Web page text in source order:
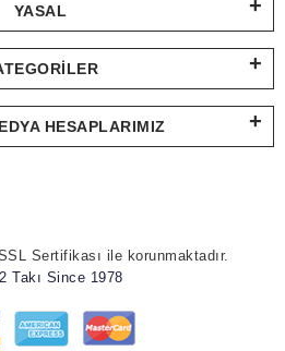
YASAL
HESAPLARIMIZ
Sertifikası ile korunmaktadır.
Takı Since 1978